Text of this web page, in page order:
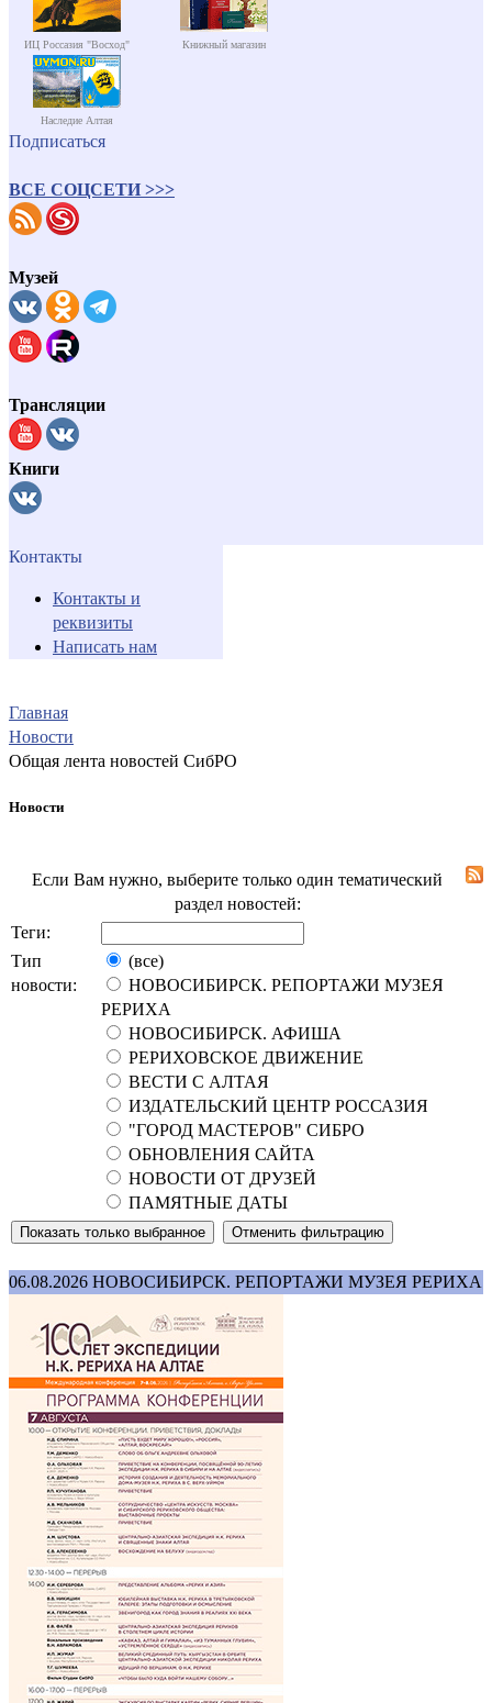
ИЦ Россазия "Восход" Книжный магазин
Наследие Алтая
Подписаться
ВСЕ СОЦСЕТИ >>>
Музей
Трансляции
Книги
Контакты
Контакты и
реквизиты
Написать нам
Главная
Новости
Общая лента новостей СибРО
Новости
Если Вам нужно, выберите только один тематический
раздел новостей:
Теги:
Тип
новости:
(все)
НОВОСИБИРСК. РЕПОРТАЖИ МУЗЕЯ
РЕРИХА
НОВОСИБИРСК. АФИША
РЕРИХОВСКОЕ ДВИЖЕНИЕ
ВЕСТИ С АЛТАЯ
ИЗДАТЕЛЬСКИЙ ЦЕНТР РОССАЗИЯ
"ГОРОД МАСТЕРОВ" СИБРО
ОБНОВЛЕНИЯ САЙТА
НОВОСТИ ОТ ДРУЗЕЙ
ПАМЯТНЫЕ ДАТЫ
06.08.2026 НОВОСИБИРСК. РЕПОРТАЖИ МУЗЕЯ РЕРИХА